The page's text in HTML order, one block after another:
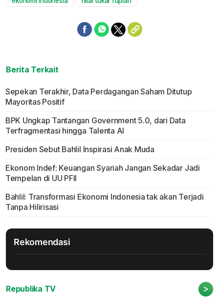
Berita Terkait
Sepekan Terakhir, Data Perdagangan Saham Ditutup
Mayoritas Positif
BPK Ungkap Tantangan Government 5.0, dari Data
Terfragmentasi hingga Talenta AI
Presiden Sebut Bahlil Inspirasi Anak Muda
Ekonom Indef: Keuangan Syariah Jangan Sekadar Jadi
Tempelan di UU PFII
Bahlil: Transformasi Ekonomi Indonesia tak akan Terjadi
Tanpa Hilirisasi
Rekomendasi
Republika TV >